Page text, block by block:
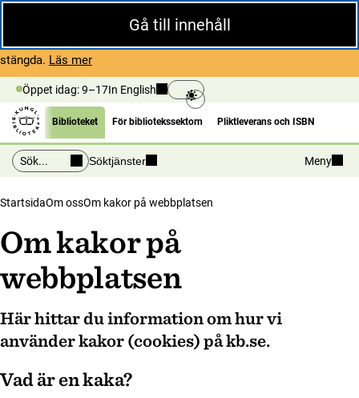
Gå till innehåll
Under sommaren har KB begränsad service och särskilda
stängda. Läs merom Begränsad service i sommar
Öppet idag: 9–17In English
Biblioteket För bibliotekssektorn Pliktleverans och ISBN
Sök Sök
Söktjänster Meny
StartsidaOm ossOm kakor på webbplatsen
Om kakor på
webbplatsen
Här hittar du information om hur vi
använder kakor (cookies) på kb.se.
Vad är en kaka?